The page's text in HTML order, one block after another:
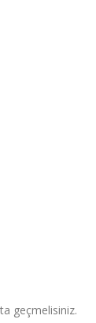
geçmelisiniz.